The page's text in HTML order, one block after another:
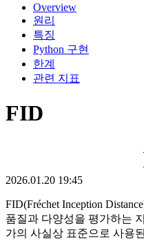
Overview
원리
특징
Python 구현
한계
관련 지표
FID
2026.01.20 19:45
FID(Fréchet Inception
품질과 다양성을 평가하는
가의 사실상 표준으로 사용